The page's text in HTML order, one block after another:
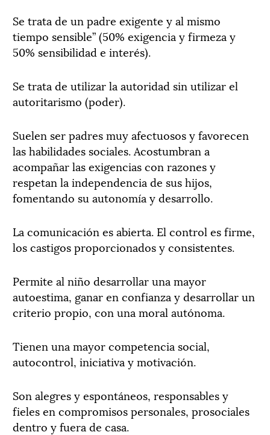
Se trata de un padre exigente y al mismo
tiempo sensible” (50% exigencia y firmeza y
50% sensibilidad e interés).
Se trata de utilizar la autoridad sin utilizar el
autoritarismo (poder).
Suelen ser padres muy afectuosos y favorecen
las habilidades sociales. Acostumbran a
acompañar las exigencias con razones y
respetan la independencia de sus hijos,
fomentando su autonomía y desarrollo.
La comunicación es abierta. El control es firme,
los castigos proporcionados y consistentes.
Permite al niño desarrollar una mayor
autoestima, ganar en confianza y desarrollar un
criterio propio, con una moral autónoma.
Tienen una mayor competencia social,
autocontrol, iniciativa y motivación.
Son alegres y espontáneos, responsables y
fieles en compromisos personales, prosociales
dentro y fuera de casa.